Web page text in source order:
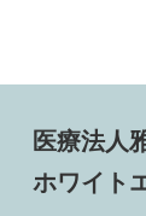
医療法人
ホワイト